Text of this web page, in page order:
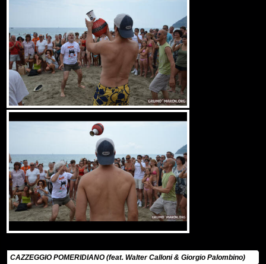
CAZZEGGIO POMERIDIANO (feat. Walter Calloni & Giorgio Palombino)